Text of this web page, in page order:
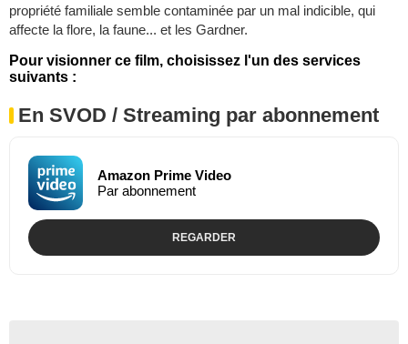
propriété familiale semble contaminée par un mal indicible, qui
affecte la flore, la faune... et les Gardner.
Pour visionner ce film, choisissez l'un des services
suivants :
En SVOD / Streaming par abonnement
Amazon Prime Video
Par abonnement
REGARDER